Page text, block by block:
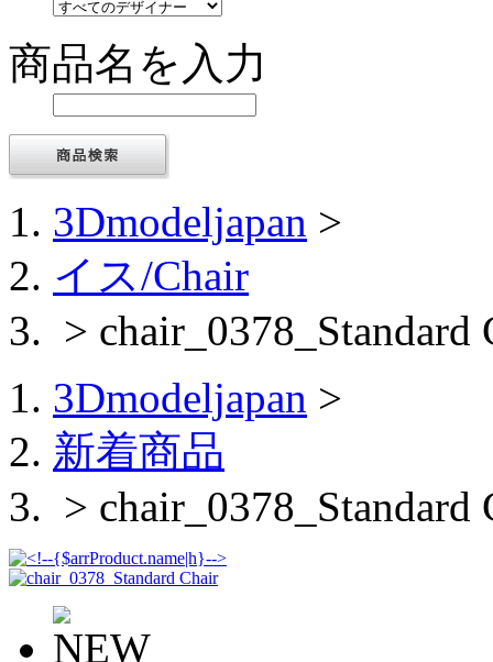
商品名を入力
3Dmodeljapan >
イス/Chair
> chair_0378_Standard
3Dmodeljapan >
新着商品
> chair_0378_Standard